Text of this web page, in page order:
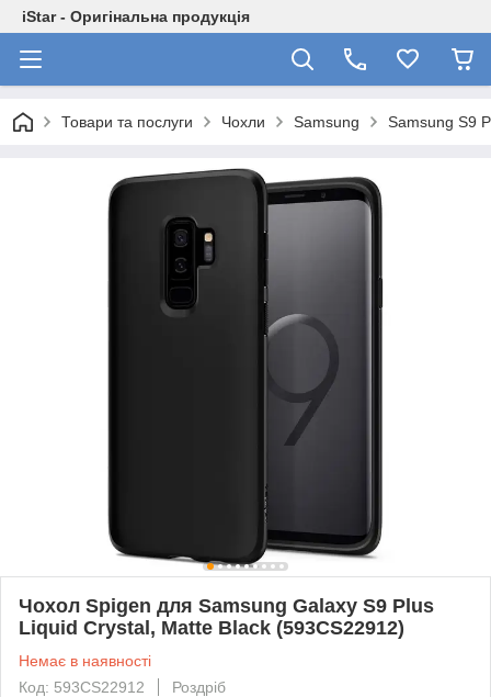
iStar - Оригінальна продукція
Товари та послуги Чохли Samsung Samsung S9
Чохол Spigen для Samsung Galaxy S9 Plus
Liquid Crystal, Matte Black (593CS22912)
Немає в наявності
Код: 593CS22912
Роздріб